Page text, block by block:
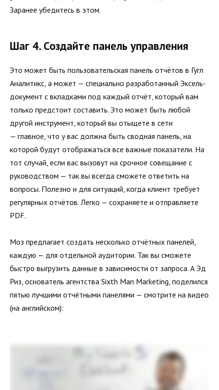
Заранее убедитесь в этом.
Шаг 4. Создайте панель управления
Это может быть пользовательская панель отчётов в Гугл
Аналитикс, а может — специально разработанный Эксель-
документ с вкладками под каждый отчёт, который вам
только предстоит составить. Это может быть любой
другой инструмент, который вы отыщете в сети
— главное, что у вас должна быть сводная панель, на
которой будут отображаться все важные показатели. На
тот случай, если вас вызовут на срочное совещание с
руководством — так вы всегда сможете ответить на
вопросы. Полезно и для ситуаций, когда клиент требует
регулярных отчётов. Легко — сохраняете и отправляете
PDF.
Моз предлагает создать несколько отчётных панелей,
каждую — для отдельной аудитории. Так вы сможете
быстро выгрузить данные в зависимости от запроса. А Эд
Риз, основатель агентства Sixth Man Marketing, поделился
пятью лучшими отчётными панелями — смотрите на видео
(на английском):